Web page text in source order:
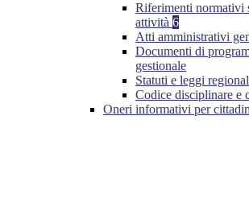
Riferimenti normativi
attività 6
Atti amministrativi
Documenti di
gestionale
Statuti e leggi
Codice disciplinare e
Oneri informativi per